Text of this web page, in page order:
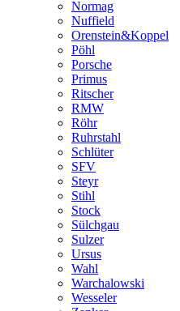
Normag
Nuffield
Orenstein&Koppel
Pöhl
Porsche
Primus
Ritscher
RMW
Röhr
Ruhrstahl
Schlüter
SFV
Steyr
Stihl
Stock
Sülchgau
Sulzer
Ursus
Wahl
Warchalowski
Wesseler